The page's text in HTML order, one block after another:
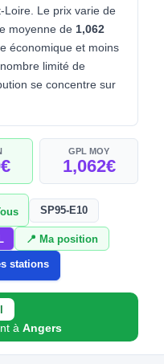
Loire. Le prix varie de
moyenne de 1,062
économique et moins
limité de
se concentre sur
GPL MOY
1,062€
SP95-E10
📍 Ma position
stations
àAngers